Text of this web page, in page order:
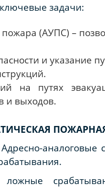
задачи:
(АУПС) –
и указание
на путях
и выходов.
аналоговые